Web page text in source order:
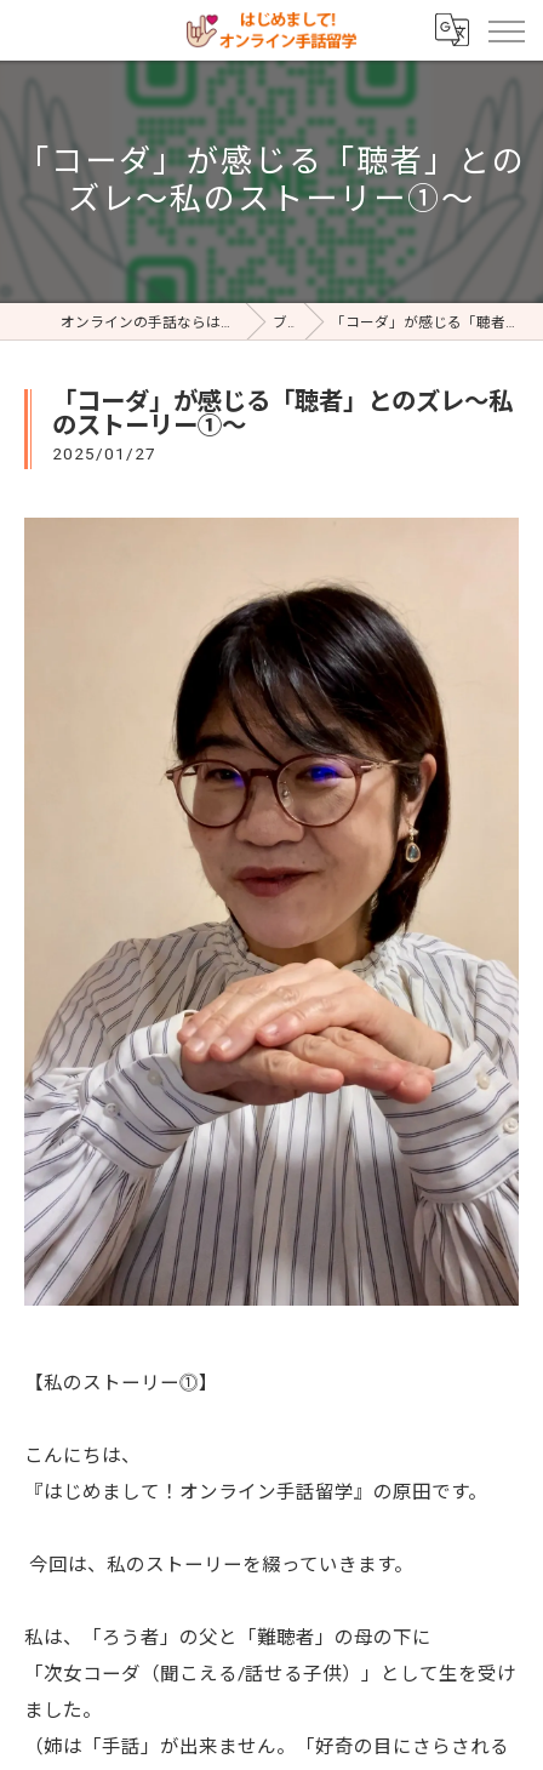
「コーダ」が感じる「聴者」との
ズレ～私のストーリー①～
オンラインの手話ならはじめまして!オンライン手話留学 ブログ 「コーダ」が感じる「聴者」とのズレ～私のストーリー①～
「コーダ」が感じる「聴者」とのズレ～私
のストーリー①～
2025/01/27
【私のストーリー⓵】
こんにちは、
『はじめまして！オンライン手話留学』の原田です。
今回は、私のストーリーを綴っていきます。
私は、「ろう者」の父と「難聴者」の母の下に
「次女コーダ（聞こえる/話せる子供）」として生を受け
ました。
（姉は「手話」が出来ません。「好奇の目にさらされる